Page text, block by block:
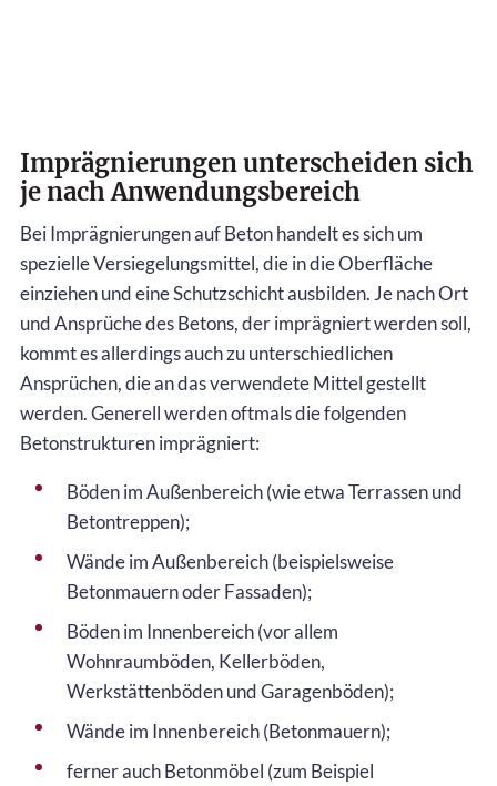
Imprägnierungen unterscheiden sich
je nach Anwendungsbereich
Bei Imprägnierungen auf Beton handelt es sich um
spezielle Versiegelungsmittel, die in die Oberfläche
einziehen und eine Schutzschicht ausbilden. Je nach Ort
und Ansprüche des Betons, der imprägniert werden soll,
kommt es allerdings auch zu unterschiedlichen
Ansprüchen, die an das verwendete Mittel gestellt
werden. Generell werden oftmals die folgenden
Betonstrukturen imprägniert:
Böden im Außenbereich (wie etwa Terrassen und
Betontreppen);
Wände im Außenbereich (beispielsweise
Betonmauern oder Fassaden);
Böden im Innenbereich (vor allem
Wohnraumböden, Kellerböden,
Werkstättenböden und Garagenböden);
Wände im Innenbereich (Betonmauern);
ferner auch Betonmöbel (zum Beispiel